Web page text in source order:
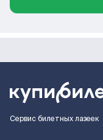
Сервис билетных лазеек